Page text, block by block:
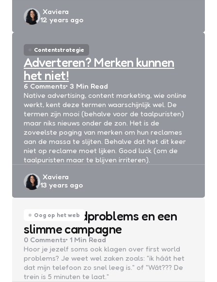
Posted
by
Xaviera
12 years ago
Contentstrategie
Adverteren? Merken kunnen
het niet!
6 Comments 3 Min Read
Native advertising, content marketing, wie online
werkt, kent deze termen waarschijnlijk wel. De
termen zijn mooi (behalve voor de taalpuristen)
maar niks nieuws onder de zon. Het is de
zoveelste poging van merken om hun reclames
aan de massa te slijten. Behalve dat het dit keer
niet op reclame moet lijken. Good luck (om de
taalpuristen maar te blijven irriteren).
Posted
by
Xaviera
13 years ago
Oog op het web
#firstworldproblems en een
slimme campagne
0 Comments 1 Min Read
Hoor je jezelf soms ook klagen over first world
problems? Je weet wel zaken zoals: "ik háát het
dat mijn telefoon zo snel leeg is." of "Wát??? De
trein is 5 minuten te laat."